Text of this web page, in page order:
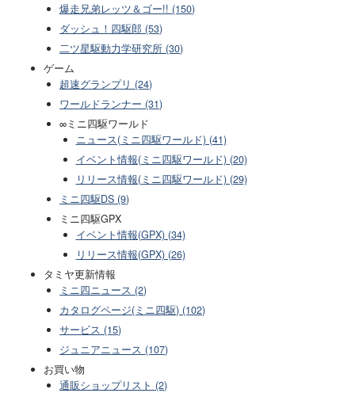
爆走兄弟レッツ＆ゴー!! (150)
ダッシュ！四駆郎 (53)
二ツ星駆動力学研究所 (30)
ゲーム
超速グランプリ (24)
ワールドランナー (31)
∞ミニ四駆ワールド
ニュース(ミニ四駆ワールド) (41)
イベント情報(ミニ四駆ワールド) (20)
リリース情報(ミニ四駆ワールド) (29)
ミニ四駆DS (9)
ミニ四駆GPX
イベント情報(GPX) (34)
リリース情報(GPX) (26)
タミヤ更新情報
ミニ四ニュース (2)
カタログページ(ミニ四駆) (102)
サービス (15)
ジュニアニュース (107)
お買い物
通販ショップリスト (2)